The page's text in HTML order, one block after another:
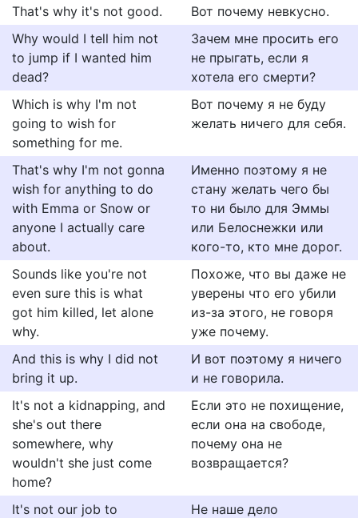
That's why it's not good.
Вот почему невкусно.
Why would I tell him not
to jump if I wanted him
dead?
Зачем мне просить его
не прыгать, если я
хотела его смерти?
Which is why I'm not
going to wish for
something for me.
Вот почему я не буду
желать ничего для себя.
That's why I'm not gonna
wish for anything to do
with Emma or Snow or
anyone I actually care
about.
Именно поэтому я не
стану желать чего бы
то ни было для Эммы
или Белоснежки или
кого-то, кто мне дорог.
Sounds like you're not
even sure this is what
got him killed, let alone
why.
Похоже, что вы даже не
уверены что его убили
из-за этого, не говоря
уже почему.
And this is why I did not
bring it up.
И вот поэтому я ничего
и не говорила.
It's not a kidnapping, and
she's out there
somewhere, why
wouldn't she just come
home?
Если это не похищение,
если она на свободе,
почему она не
возвращается?
It's not our job to
Не наше дело